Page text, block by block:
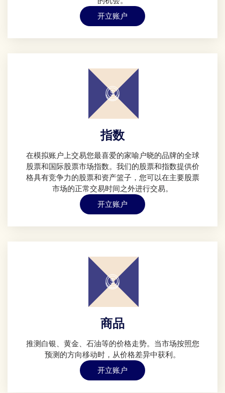
开立账户
指数
在模拟账户上交易您最喜爱的家喻户晓的品牌的全球
股票和国际股票市场指数。我们的股票和指数提供价
格具有竞争力的股票和资产篮子，您可以在主要股票
市场的正常交易时间之外进行交易。
开立账户
商品
推测白银、黄金、石油等的价格走势。当市场按照您
预测的方向移动时，从价格差异中获利。
开立账户